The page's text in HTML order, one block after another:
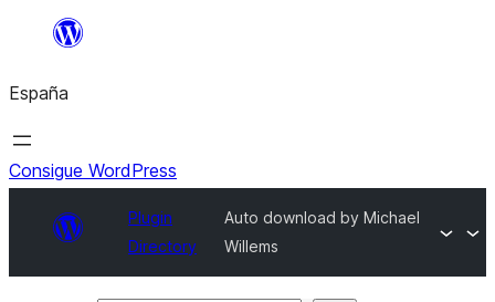
Saltar
contenido
España
Consigue WordPress
Plugin
Directory
Auto download by Michael
Willems